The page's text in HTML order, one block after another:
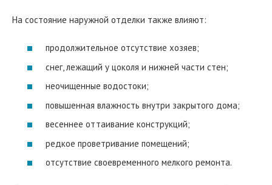
На состояние наружной отделки также влияют:
продолжительное отсутствие хозяев;
снег, лежащий у цоколя и нижней части стен;
неочищенные водостоки;
повышенная влажность внутри закрытого дома;
весеннее оттаивание конструкций;
редкое проветривание помещений;
отсутствие своевременного мелкого ремонта.